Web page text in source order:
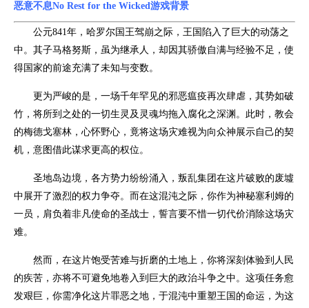
恶意不息No Rest for the Wicked游戏背景
公元841年，哈罗尔国王驾崩之际，王国陷入了巨大的动荡之
中。其子马格努斯，虽为继承人，却因其骄傲自满与经验不足，使
得国家的前途充满了未知与变数。
更为严峻的是，一场千年罕见的邪恶瘟疫再次肆虐，其势如破
竹，将所到之处的一切生灵及灵魂均拖入腐化之深渊。此时，教会
的梅德戈塞林，心怀野心，竟将这场灾难视为向众神展示自己的契
机，意图借此谋求更高的权位。
圣地岛边境，各方势力纷纷涌入，叛乱集团在这片破败的废墟
中展开了激烈的权力争夺。而在这混沌之际，你作为神秘塞利姆的
一员，肩负着非凡使命的圣战士，誓言要不惜一切代价消除这场灾
难。
然而，在这片饱受苦难与折磨的土地上，你将深刻体验到人民
的疾苦，亦将不可避免地卷入到巨大的政治斗争之中。这项任务愈
发艰巨，你需净化这片罪恶之地，于混沌中重塑王国的命运，为这